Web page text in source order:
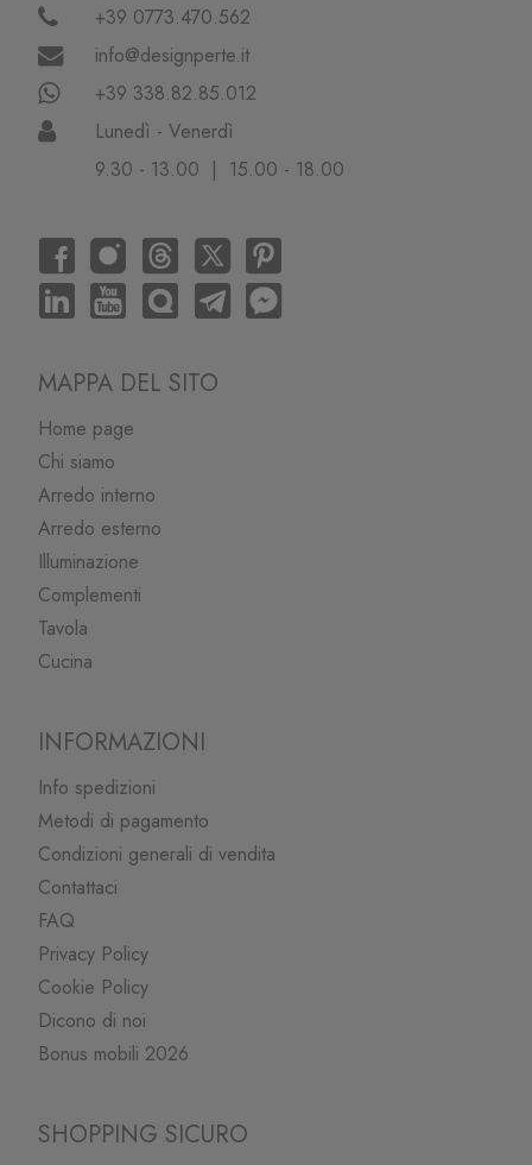
+39 0773.470.562
info@designperte.it
+39 338.82.85.012
Lunedì - Venerdì
9.30 - 13.00 | 15.00 - 18.00
MAPPA DEL SITO
Home page
Chi siamo
Arredo interno
Arredo esterno
Illuminazione
Complementi
Tavola
Cucina
INFORMAZIONI
Info spedizioni
Metodi di pagamento
Condizioni generali di vendita
Contattaci
FAQ
Privacy Policy
Cookie Policy
Dicono di noi
Bonus mobili 2026
SHOPPING SICURO